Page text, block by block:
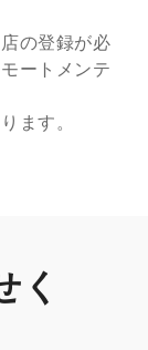
の登録が必
ートメンテ
ます。
く